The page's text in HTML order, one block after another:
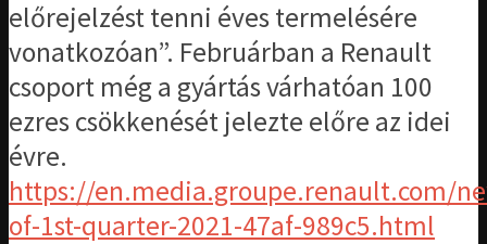
előrejelzést tenni éves termelésére
vonatkozóan”. Februárban a Renault
csoport még a gyártás várhatóan 100
ezres csökkenését jelezte előre az idei
évre.
https://en.media.groupe.renault.com/
of-1st-quarter-2021-47af-989c5.html